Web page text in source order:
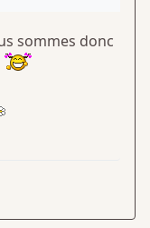
sommes donc